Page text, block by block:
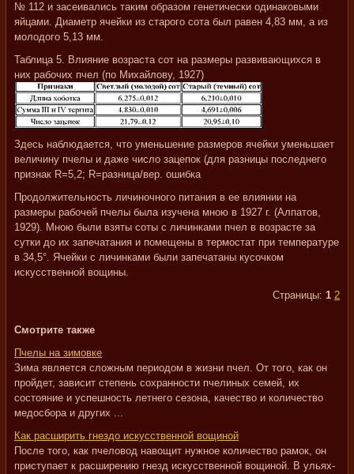
№ 112 и засеивались таким образом генетически одинаковыми
яйцами. Диаметр ячейки из старого сота был равен 4,83 мм, а из
молодого 5,13 мм.
Таблица 5. Влияние возраста сот на размеры развивающихся в
них рабочих пчел (по Михайлову, 1927)
Здесь наблюдается, что уменьшение размеров ячейки уменьшает
величину пчелы и даже число зацепок (для разницы последнего
признак R=5,2; R=разница/вер. ошибка
Продолжительность личиночного питания в ее влиянии на
размеры рабочей пчелы была изучена мною в 1927 г. (Алпатов,
1929). Мною были взяты соты с личинками пчел в возрасте за
сутки до их запечатания и помещены в термостат при температуре
в 34,5°. Ячейки с личинками были запечатаны кусочком
искусственной вощины.
Страницы: 1 2
Смотрите также
Пчелы на зимовке
Зима является сложным периодом в жизни пчел. От того, как он
пройдет, зависит степень сохранности пчелиных семей, их
состояние и успешность летнего сезона, качество и количество
медосбора и других ...
Как расширить гнездо искусственной вощиной
После того, как пчеловод навощит нужное количество рамок, он
приступает к расширению гнезд искусственной вощиной. В ульях-